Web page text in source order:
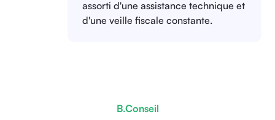
assorti d'une assistance technique et
d'une veille fiscale constante.
B.Conseil